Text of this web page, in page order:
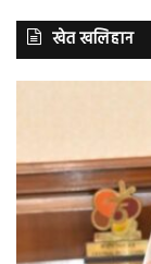
खेत खलिहान